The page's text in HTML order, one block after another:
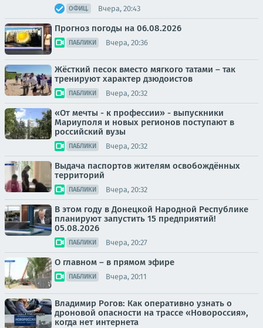
ОФИЦ. Вчера, 20:43
Прогноз погоды на 06.08.2026
ПАБЛИКИ Вчера, 20:36
Жёсткий песок вместо мягкого татами – так
тренируют характер дзюдоистов
ПАБЛИКИ Вчера, 20:32
«От мечты - к профессии» - выпускники
Мариуполя и новых регионов поступают в
российский вузы
ПАБЛИКИ Вчера, 20:32
Выдача паспортов жителям освобождённых
территорий
ПАБЛИКИ Вчера, 20:32
В этом году в Донецкой Народной Республике
планируют запустить 15 предприятий!
05.08.2026
ПАБЛИКИ Вчера, 20:27
О главном – в прямом эфире
ПАБЛИКИ Вчера, 20:11
Владимир Рогов: Как оперативно узнать о
дроновой опасности на трассе «Новороссия»,
когда нет интернета